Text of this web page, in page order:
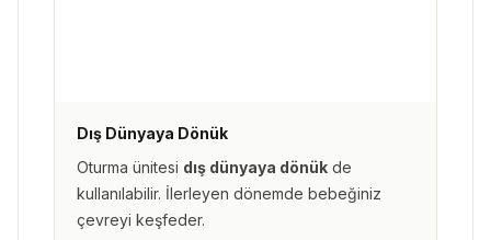
Dış Dünyaya Dönük
Oturma ünitesi dış dünyaya dönük de
kullanılabilir. İlerleyen dönemde bebeğiniz
çevreyi keşfeder.